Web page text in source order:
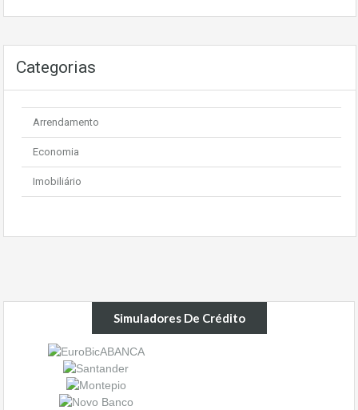
Categorias
Arrendamento
Economia
Imobiliário
Simuladores De Crédito